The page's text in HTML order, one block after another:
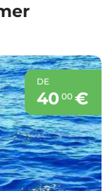
DE
40 00€